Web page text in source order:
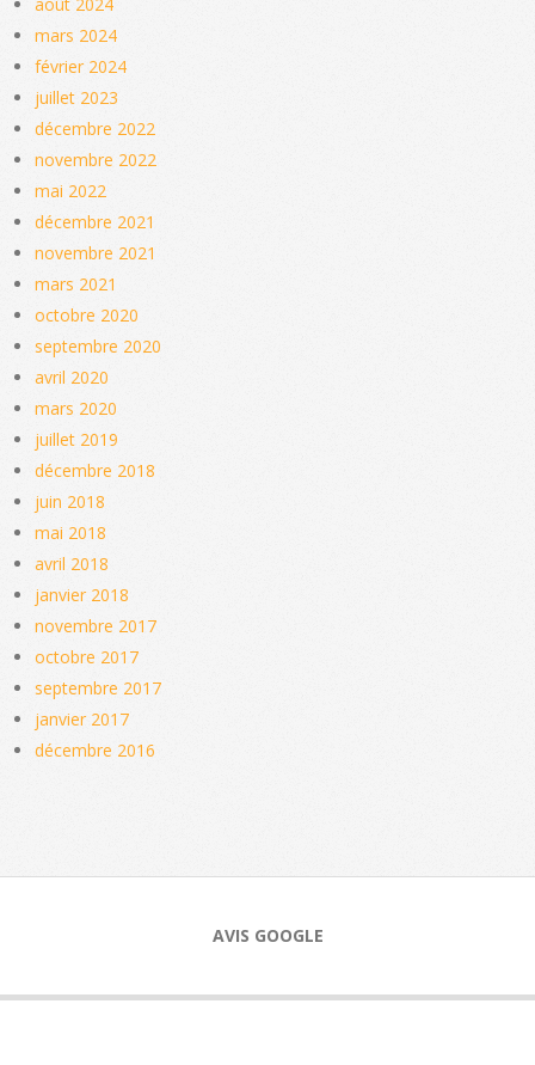
mars 2024
février 2024
juillet 2023
décembre 2022
novembre 2022
mai 2022
décembre 2021
novembre 2021
mars 2021
octobre 2020
septembre 2020
avril 2020
mars 2020
juillet 2019
décembre 2018
juin 2018
mai 2018
avril 2018
janvier 2018
novembre 2017
octobre 2017
septembre 2017
janvier 2017
décembre 2016
AVIS GOOGLE